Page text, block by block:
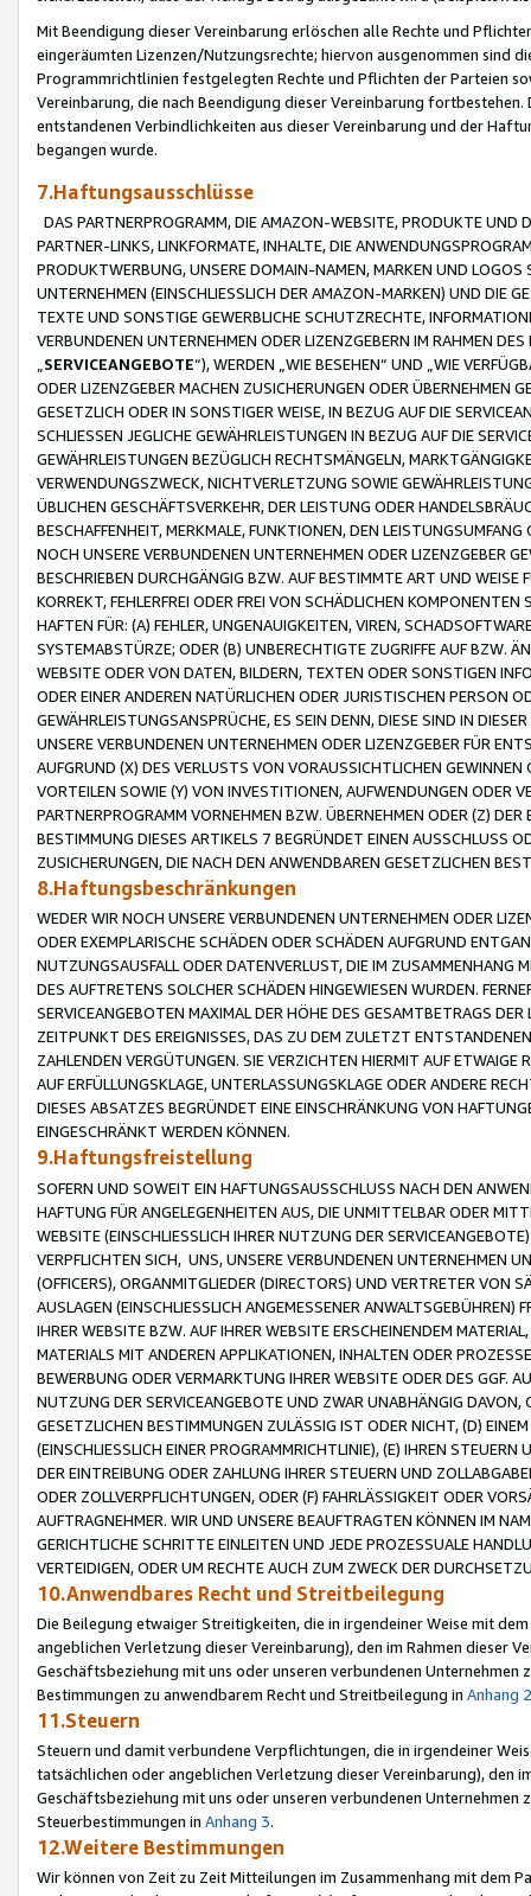
Mit Beendigung dieser Vereinbarung erlöschen alle Rechte und
eingeräumten Lizenzen/Nutzungsrechte; hiervon ausgenommen sind
Programmrichtlinien festgelegten Rechte und Pflichten der Parteien
Vereinbarung, die nach Beendigung dieser Vereinbarung
entstandenen Verbindlichkeiten aus dieser Vereinbarung und der
begangen wurde.
7.Haftungsausschlüsse
DAS PARTNERPROGRAMM, DIE AMAZON-WEBSITE, PRODUKTE UND
PARTNER-LINKS, LINKFORMATE, INHALTE, DIE
PRODUKTWERBUNG, UNSERE DOMAIN-NAMEN, MARKEN UND
UNTERNEHMEN (EINSCHLIESSLICH DER AMAZON-MARKEN) UND DIE
TEXTE UND SONSTIGE GEWERBLICHE SCHUTZRECHTE,
VERBUNDENEN UNTERNEHMEN ODER LIZENZGEBERN IM RAHMEN
SERVICEANGEBOTE“), WERDEN „WIE BESEHEN“ UND „WIE
ODER LIZENZGEBER MACHEN ZUSICHERUNGEN ODER ÜBERNEHMEN
GESETZLICH ODER IN SONSTIGER WEISE, IN BEZUG AUF DIE
SCHLIESSEN JEGLICHE GEWÄHRLEISTUNGEN IN BEZUG AUF DIE
GEWÄHRLEISTUNGEN BEZÜGLICH RECHTSMÄNGELN,
VERWENDUNGSZWECK, NICHTVERLETZUNG SOWIE
ÜBLICHEN GESCHÄFTSVERKEHR, DER LEISTUNG ODER
BESCHAFFENHEIT, MERKMALE, FUNKTIONEN, DEN
NOCH UNSERE VERBUNDENEN UNTERNEHMEN ODER LIZENZGEBER
BESCHRIEBEN DURCHGÄNGIG BZW. AUF BESTIMMTE ART UND
KORREKT, FEHLERFREI ODER FREI VON SCHÄDLICHEN
HAFTEN FÜR: (A) FEHLER, UNGENAUIGKEITEN, VIREN,
SYSTEMABSTÜRZE; ODER (B) UNBERECHTIGTE ZUGRIFFE AUF BZW.
WEBSITE ODER VON DATEN, BILDERN, TEXTEN ODER SONSTIGEN
ODER EINER ANDEREN NATÜRLICHEN ODER JURISTISCHEN PERSON
GEWÄHRLEISTUNGSANSPRÜCHE, ES SEIN DENN, DIESE SIND IN
UNSERE VERBUNDENEN UNTERNEHMEN ODER LIZENZGEBER FÜR
AUFGRUND (X) DES VERLUSTS VON VORAUSSICHTLICHEN
VORTEILEN SOWIE (Y) VON INVESTITIONEN, AUFWENDUNGEN ODER
PARTNERPROGRAMM VORNEHMEN BZW. ÜBERNEHMEN ODER (Z)
BESTIMMUNG DIESES ARTIKELS 7 BEGRÜNDET EINEN AUSSCHLUSS
ZUSICHERUNGEN, DIE NACH DEN ANWENDBAREN GESETZLICHEN
8.Haftungsbeschränkungen
WEDER WIR NOCH UNSERE VERBUNDENEN UNTERNEHMEN ODER
ODER EXEMPLARISCHE SCHÄDEN ODER SCHÄDEN AUFGRUND
NUTZUNGSAUSFALL ODER DATENVERLUST, DIE IM ZUSAMMENHANG
DES AUFTRETENS SOLCHER SCHÄDEN HINGEWIESEN WURDEN.
SERVICEANGEBOTEN MAXIMAL DER HÖHE DES GESAMTBETRAGS
ZEITPUNKT DES EREIGNISSES, DAS ZU DEM ZULETZT
ZAHLENDEN VERGÜTUNGEN. SIE VERZICHTEN HIERMIT AUF
AUF ERFÜLLUNGSKLAGE, UNTERLASSUNGSKLAGE ODER ANDERE
DIESES ABSATZES BEGRÜNDET EINE EINSCHRÄNKUNG VON
EINGESCHRÄNKT WERDEN KÖNNEN.
9.Haftungsfreistellung
SOFERN UND SOWEIT EIN HAFTUNGSAUSSCHLUSS NACH DEN
HAFTUNG FÜR ANGELEGENHEITEN AUS, DIE UNMITTELBAR ODER
WEBSITE (EINSCHLIESSLICH IHRER NUTZUNG DER
VERPFLICHTEN SICH, UNS, UNSERE VERBUNDENEN UNTERNEHMEN
(OFFICERS), ORGANMITGLIEDER (DIRECTORS) UND VERTRETER VON
AUSLAGEN (EINSCHLIESSLICH ANGEMESSENER
IHRER WEBSITE BZW. AUF IHRER WEBSITE ERSCHEINENDEM
MATERIALS MIT ANDEREN APPLIKATIONEN, INHALTEN ODER
BEWERBUNG ODER VERMARKTUNG IHRER WEBSITE ODER DES GGF.
NUTZUNG DER SERVICEANGEBOTE UND ZWAR UNABHÄNGIG
GESETZLICHEN BESTIMMUNGEN ZULÄSSIG IST ODER NICHT, (D)
(EINSCHLIESSLICH EINER PROGRAMMRICHTLINIE), (E) IHREN
DER EINTREIBUNG ODER ZAHLUNG IHRER STEUERN UND
ODER ZOLLVERPFLICHTUNGEN, ODER (F) FAHRLÄSSIGKEIT ODER
AUFTRAGNEHMER. WIR UND UNSERE BEAUFTRAGTEN KÖNNEN IM
GERICHTLICHE SCHRITTE EINLEITEN UND JEDE PROZESSUALE
VERTEIDIGEN, ODER UM RECHTE AUCH ZUM ZWECK DER
10.Anwendbares Recht und Streitbeilegung
Die Beilegung etwaiger Streitigkeiten, die in irgendeiner Weise mit
angeblichen Verletzung dieser Vereinbarung), den im Rahmen dieser
Geschäftsbeziehung mit uns oder unseren verbundenen
Bestimmungen zu anwendbarem Recht und Streitbeilegung in Anhang 2
11.Steuern
Steuern und damit verbundene Verpflichtungen, die in irgendeiner
tatsächlichen oder angeblichen Verletzung dieser Vereinbarung), den
Geschäftsbeziehung mit uns oder unseren verbundenen
Steuerbestimmungen in Anhang 3.
12.Weitere Bestimmungen
Wir können von Zeit zu Zeit Mitteilungen im Zusammenhang mit dem